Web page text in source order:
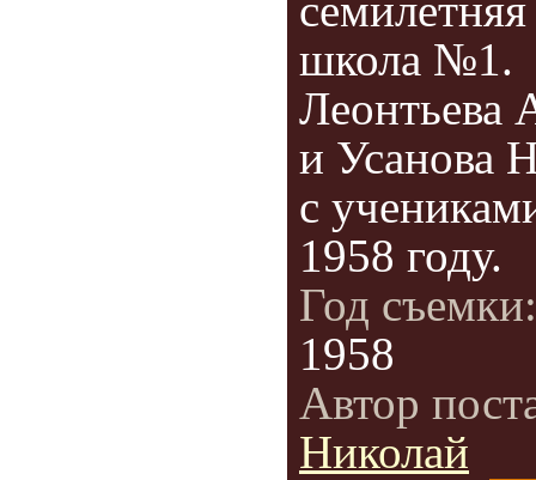
школа №1.
Леонтьева
и Усанова
с
1958 году.
Год
1958
Автор
Николай